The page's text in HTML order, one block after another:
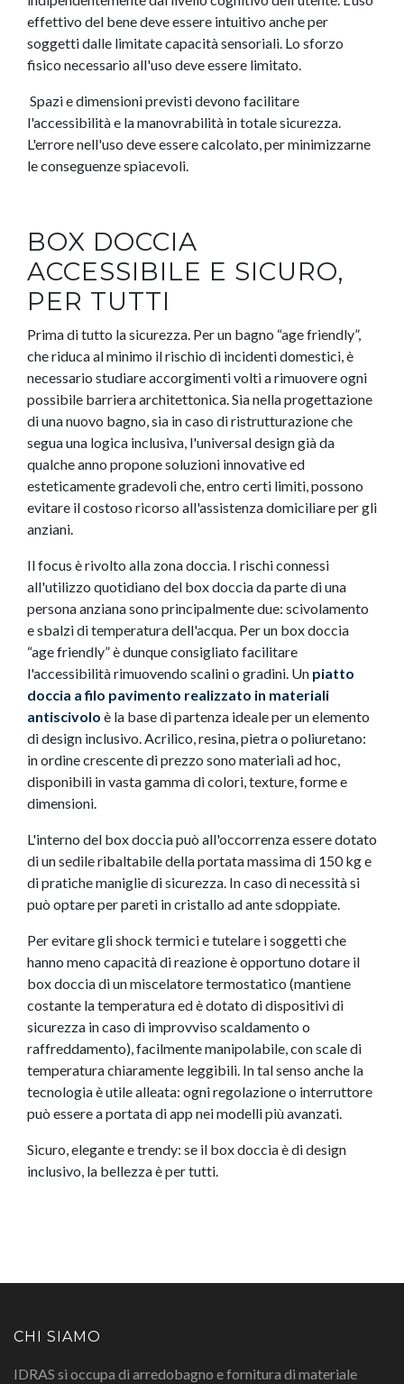
effettivo del bene deve essere intuitivo anche per
soggetti dalle limitate capacità sensoriali. Lo sforzo
fisico necessario all'uso deve essere limitato.
Spazi e dimensioni previsti devono facilitare
l'accessibilità e la manovrabilità in totale sicurezza.
L'errore nell'uso deve essere calcolato, per minimizzarne
le conseguenze spiacevoli.
BOX DOCCIA
ACCESSIBILE E SICURO,
PER TUTTI
Prima di tutto la sicurezza. Per un bagno “age friendly”,
che riduca al minimo il rischio di incidenti domestici, è
necessario studiare accorgimenti volti a rimuovere ogni
possibile barriera architettonica. Sia nella progettazione
di una nuovo bagno, sia in caso di ristrutturazione che
segua una logica inclusiva, l'universal design già da
qualche anno propone soluzioni innovative ed
esteticamente gradevoli che, entro certi limiti, possono
evitare il costoso ricorso all'assistenza domiciliare per gli
anziani.
Il focus è rivolto alla zona doccia. I rischi connessi
all'utilizzo quotidiano del box doccia da parte di una
persona anziana sono principalmente due: scivolamento
e sbalzi di temperatura dell'acqua. Per un box doccia
“age friendly” è dunque consigliato facilitare
l'accessibilità rimuovendo scalini o gradini. Un piatto
doccia a filo pavimento realizzato in materiali
antiscivolo è la base di partenza ideale per un elemento
di design inclusivo. Acrilico, resina, pietra o poliuretano:
in ordine crescente di prezzo sono materiali ad hoc,
disponibili in vasta gamma di colori, texture, forme e
dimensioni.
L'interno del box doccia può all'occorrenza essere dotato
di un sedile ribaltabile della portata massima di 150 kg e
di pratiche maniglie di sicurezza. In caso di necessità si
può optare per pareti in cristallo ad ante sdoppiate.
Per evitare gli shock termici e tutelare i soggetti che
hanno meno capacità di reazione è opportuno dotare il
box doccia di un miscelatore termostatico (mantiene
costante la temperatura ed è dotato di dispositivi di
sicurezza in caso di improvviso scaldamento o
raffreddamento), facilmente manipolabile, con scale di
temperatura chiaramente leggibili. In tal senso anche la
tecnologia è utile alleata: ogni regolazione o interruttore
può essere a portata di app nei modelli più avanzati.
Sicuro, elegante e trendy: se il box doccia è di design
inclusivo, la bellezza è per tutti.
CHI SIAMO
IDRAS si occupa di arredobagno e fornitura di materiale